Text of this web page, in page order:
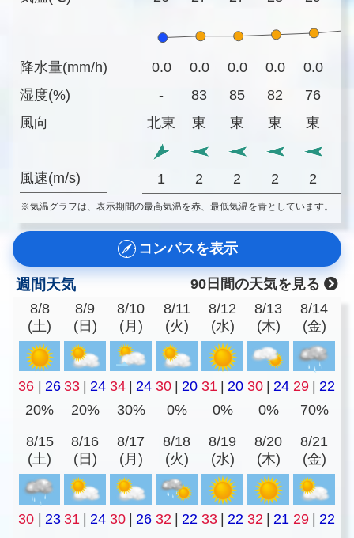
降水量(mm/h)
湿度(%)
風向
風速(m/s)
0.0 0.0 0.0 0.0 0.0
-
83 85 82 76
北東
東 東 東 東
1 2 2 2 2
※気温グラフは、表示期間の最高気温を赤、最低気温を青としています。
コンパスを表示
週間天気
90日間の天気を見る
8/8
(土)
8/9
(日)
8/10
(月)
8/11
(火)
8/12
(水)
8/13
(木)
8/14
(金)
36 26 33 24 34 24 30 20 31 20 30 24 29
22
20%
20% 30% 0% 0% 0% 70%
8/15
(土)
8/16
(日)
8/17
(月)
8/18
(火)
8/19
(水)
8/20
(木)
8/21
(金)
30 23 31 24 30 26 32 22 33 22 32 21 29
22